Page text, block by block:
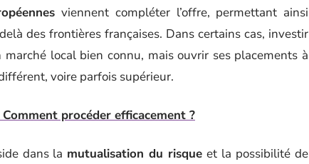
viennent compléter l’offre, permettant ainsi
des frontières françaises. Dans certains cas, investir
local bien connu, mais ouvrir ses placements à
voire parfois supérieur.
procéder efficacement ?
dans la mutualisation du risque et la possibilité de